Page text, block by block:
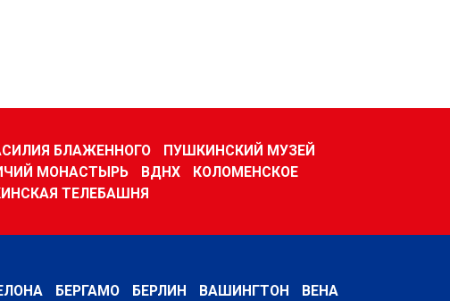
БЛАЖЕННОГО
ПУШКИНСКИЙ МУЗЕЙ
МОНАСТЫРЬ ВДНХ
КОЛОМЕНСКОЕ
ТЕЛЕБАШНЯ
БЕРГАМО БЕРЛИН ВАШИНГТОН
ВЕНА